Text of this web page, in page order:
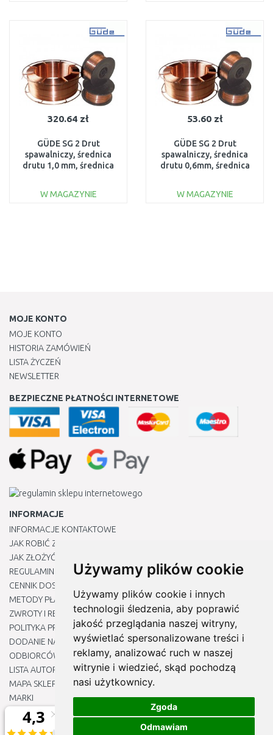
Używamy plików cookie
Używamy plików cookie i innych
technologii śledzenia, aby poprawić
jakość przeglądania naszej witryny,
wyświetlać spersonalizowane treści i
reklamy, analizować ruch w naszej
witrynie i wiedzieć, skąd pochodzą
nasi użytkownicy.
Zgoda
Odmawiam
Do porównania Do porównania
320.64 zł
GÜDE SG 2 Drut
spawalniczy, średnica
drutu 1,0 mm, średnica
W MAGAZYNIE
53.60 zł
GÜDE SG 2 Drut
spawalniczy, średnica
drutu 0,6mm, średnica
W MAGAZYNIE
MOJE KONTO
MOJE KONTO
HISTORIA ZAMÓWIEŃ
LISTA ŻYCZEŃ
NEWSLETTER
BEZPIECZNE PŁATNOŚCI INTERNETOWE
INFORMACJE
INFORMACJE KONTAKTOWE
JAK ROBIĆ ZAKUPY ?
JAK ZŁOŻYĆ REKLAMACJĘ
REGULAMIN
CENNIK DOSTAWY
METODY PŁATNOŚCI
ZWROTY I REKLAMACJE PRODUKTÓW
POLITYKA PRYWATNOŚCI
DODANIE NASZYCH ADRESÓW E-MAIL DO LISTY ZAUFANYCH
ODBIORCÓW
LISTA AUTORYZOWANYCH CENTRÓW SERWISOWYCH
MAPA SKLEPU
MARKI
BLOGU
EDYTUJ MOJE PREFERENCJE DOTYCZĄCE PLIKÓW COOKIE